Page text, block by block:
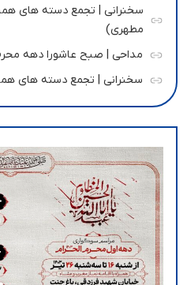
سخنرانی | تجمع دسته های
مطهری)
مداحی | صبح عاشورا دهه محرم 1405/04/
سخنرانی | تجمع دسته های